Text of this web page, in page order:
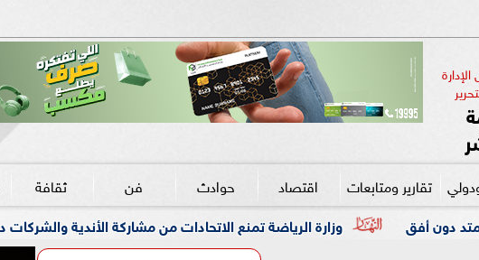
تقارير ومتابعات اقتصاد حوادث فن ثقافة
وزارة الرياضة تمنع الاتحادات من مشاركة الأندية والشركات دون تراخيص سليمة